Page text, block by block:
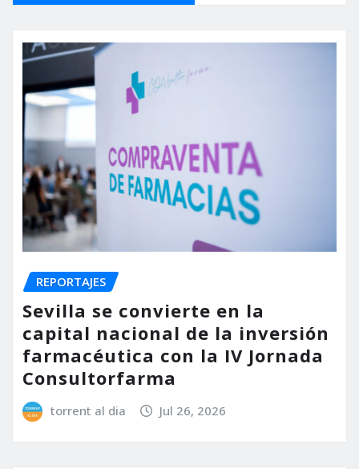
REPORTAJES
Sevilla se convierte en la
capital nacional de la inversión
farmacéutica con la IV Jornada
Consultorfarma
torrent al dia Jul 26, 2026